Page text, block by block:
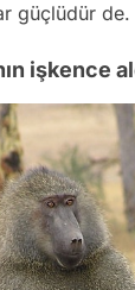
güçlüdür de.
işkence